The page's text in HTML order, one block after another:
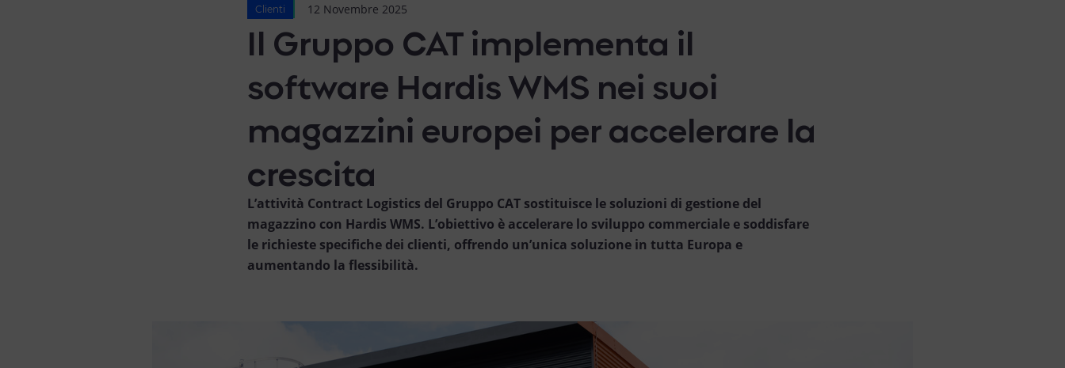
Clienti 12 Novembre 2025
Il Gruppo CAT implementa il
software Hardis WMS nei suoi
magazzini europei per accelerare la
crescita
L’attività Contract Logistics del Gruppo CAT sostituisce le soluzioni di gestione del
magazzino con Hardis WMS. L’obiettivo è accelerare lo sviluppo commerciale e soddisfare
le richieste specifiche dei clienti, offrendo un’unica soluzione in tutta Europa e
aumentando la flessibilità.